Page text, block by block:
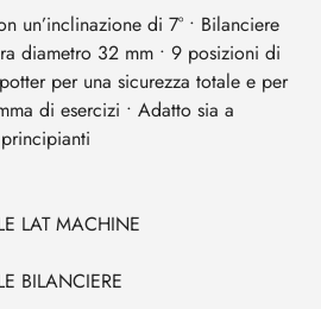
un’inclinazione di 7° • Bilanciere
diametro 32 mm • 9 posizioni di
per una sicurezza totale e per
di esercizi • Adatto sia a
LAT MACHINE
BILANCIERE